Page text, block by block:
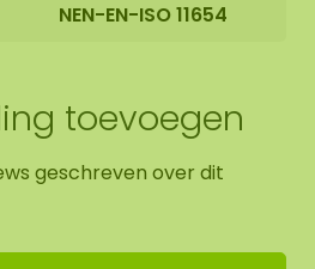
NEN-EN-ISO 11654
toevoegen
geschreven over dit